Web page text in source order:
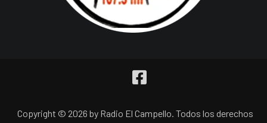
Copyright © 2026 by Radio El Campello. Todos los derechos